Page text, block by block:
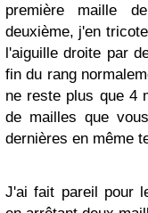
première maille
deuxième, j'en
l'aiguille droite par
fin du rang
ne reste plus que 4
de mailles que
dernières en même
J'ai fait pareil pour